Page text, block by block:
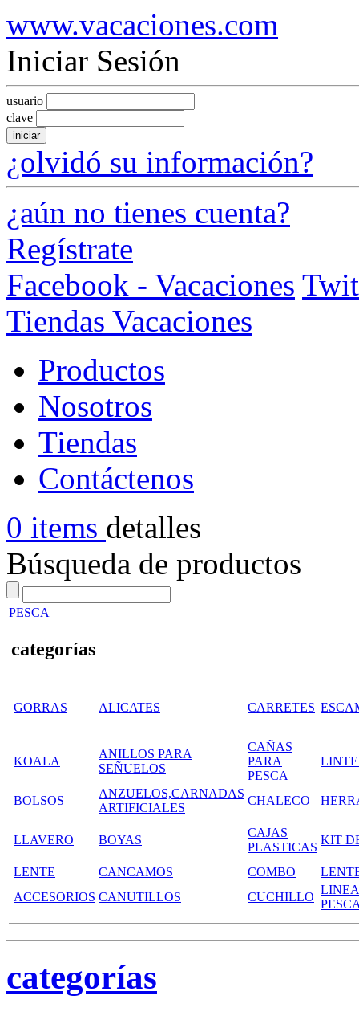
www.vacaciones.com
Iniciar Sesión
usuario
clave
iniciar
¿olvidó su información?
¿aún no tienes cuenta?
Regístrate
Facebook - Vacaciones
Tiendas Vacaciones
Productos
Nosotros
Tiendas
Contáctenos
0 items detalles
Búsqueda de productos
PESCA
categorías
GORRAS ALICATES CARRETES
KOALA
ANILLOS PARA
SEÑUELOS
CAÑAS
PARA
PESCA
BOLSOS
ANZUELOS,CARNADAS
ARTIFICIALES
CHALECO
LLAVERO BOYAS
CAJAS
PLASTICAS
KIT
LENTE CANCAMOS COMBO
ACCESORIOS CANUTILLOS CUCHILLO
categorías